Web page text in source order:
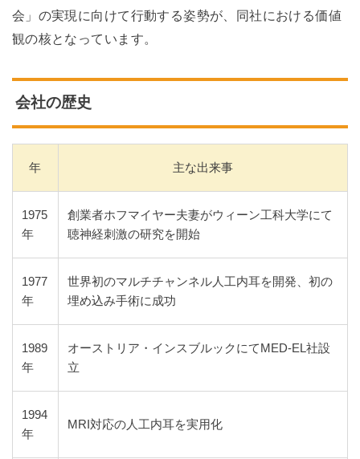
会」の実現に向けて行動する姿勢が、同社における価値
観の核となっています。
会社の歴史
年 主な出来事
1975
年
創業者ホフマイヤー夫妻がウィーン工科大学にて
聴神経刺激の研究を開始
1977
年
世界初のマルチチャンネル人工内耳を開発、初の
埋め込み手術に成功
1989
年
オーストリア・インスブルックにてMED-EL社設
立
1994
年
MRI対応の人工内耳を実用化